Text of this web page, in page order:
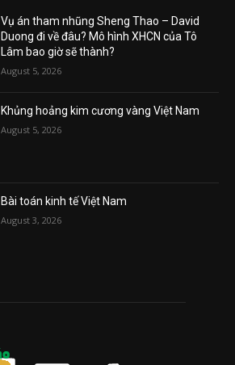
Vụ án tham nhũng Sheng Thao – David
Duong đi về đâu? Mô hình XHCN của Tô
Lâm bao giờ sẽ thành?
August 5, 2026
Khủng hoảng kim cương vàng Việt Nam
August 5, 2026
Bài toán kinh tế Việt Nam
August 3, 2026